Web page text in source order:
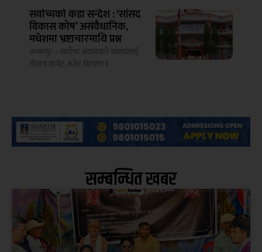
सर्वोच्चको कडा सन्देश : ‘सांसद
विकास कोष’ असंवैधानिक,
मधेशमा भ्रष्टाचारमाथि प्रश्न
जनकपुर – सर्वोच्च अदालतले सांसदलाई
योजना छनोट, बजेट वितरण र
सम्बन्धित खबर